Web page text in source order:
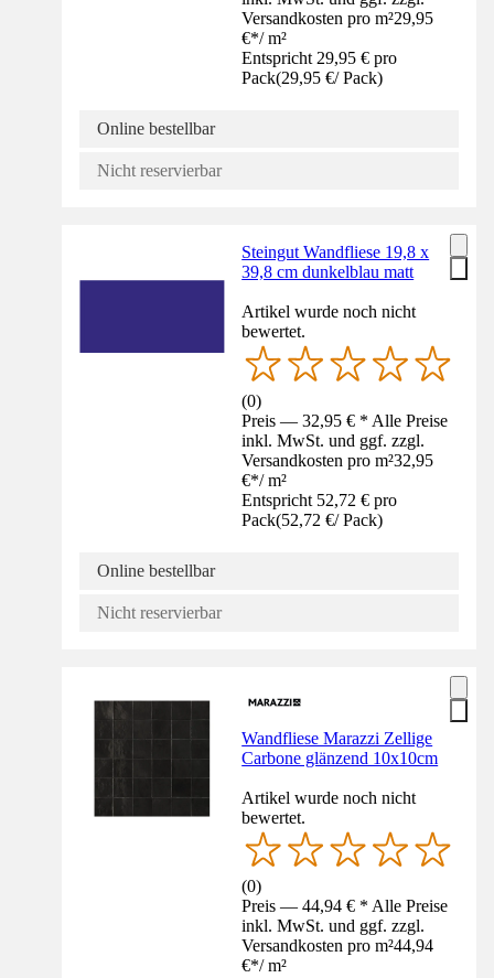
Versandkosten pro m²29,95
€*/ m²
Entspricht 29,95 € pro
Pack(29,95 €/ Pack)
Online bestellbar
Nicht reservierbar
Steingut Wandfliese 19,8 x
39,8 cm dunkelblau matt
Artikel wurde noch nicht
bewertet.
(0)
Preis — 32,95 € * Alle Preise
inkl. MwSt. und ggf. zzgl.
Versandkosten pro m²32,95
€*/ m²
Entspricht 52,72 € pro
Pack(52,72 €/ Pack)
Online bestellbar
Nicht reservierbar
Wandfliese Marazzi Zellige
Carbone glänzend 10x10cm
Artikel wurde noch nicht
bewertet.
(0)
Preis — 44,94 € * Alle Preise
inkl. MwSt. und ggf. zzgl.
Versandkosten pro m²44,94
€*/ m²